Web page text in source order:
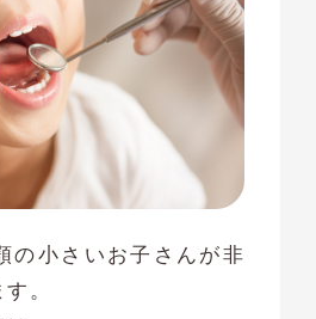
の小さいお子さんが非
。